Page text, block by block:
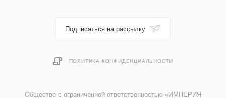
Подписаться на рассылку
ПОЛИТИКА КОНФИДЕНЦИАЛЬНОСТИ
Общество с ограниченной ответственностью «ИМПЕРИЯ